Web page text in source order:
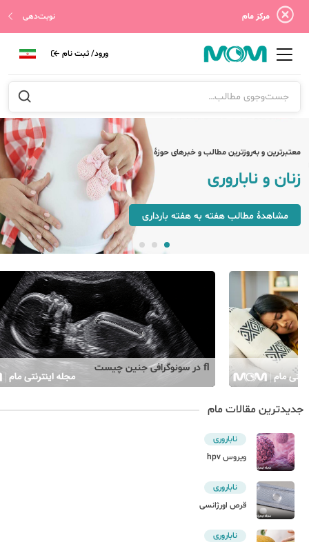
مرکز مام نوبت‌دهی
ورود/ ثبت نام
معتبرترین و به‌روزترین مطالب و خبرهای حوزهٔ
زنان و ناباروری
مشاهدهٔ مطالب هفته به هفته بارداری
fl در سونوگرافی جنین چیست
جدیدترین مقالات مام
ناباروری
ویروس hpv
ناباروری
قرص اورژانسی
ناباروری